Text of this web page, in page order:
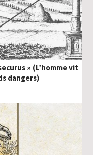
» (L’homme vit
dangers)